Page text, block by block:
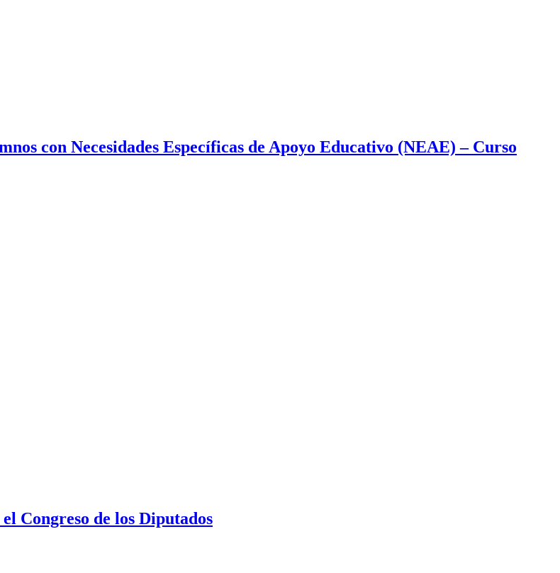
con Necesidades Específicas de Apoyo Educativo (NEAE) – Curso
Congreso de los Diputados